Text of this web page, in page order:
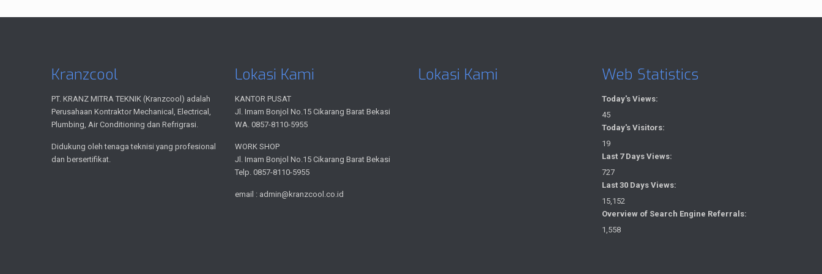
Kranzcool
PT. KRANZ MITRA TEKNIK (Kranzcool) adalah
Perusahaan Kontraktor Mechanical, Electrical,
Plumbing, Air Conditioning dan Refrigrasi.
Didukung oleh tenaga teknisi yang profesional
dan bersertifikat.
Lokasi Kami
KANTOR PUSAT
Jl. Imam Bonjol No.15 Cikarang Barat Bekasi
WA. 0857-8110-5955
WORK SHOP
Jl. Imam Bonjol No.15 Cikarang Barat Bekasi
Telp. 0857-8110-5955
email : admin@kranzcool.co.id
Lokasi Kami Web Statistics
Today's Views:
45
Today's Visitors:
19
Last 7 Days Views:
727
Last 30 Days Views:
15,152
Overview of Search Engine Referrals:
1,558